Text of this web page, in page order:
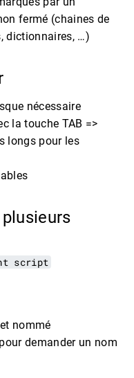
fermé (chaines de
dictionnaires, …)
nécessaire
la touche TAB =>
longs pour les
script
nommé
demander un nom